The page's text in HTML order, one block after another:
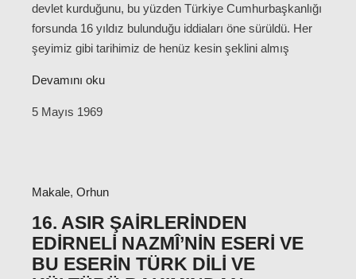
devlet kurduğunu, bu yüzden Türkiye Cumhurbaşkanlığı
forsunda 16 yıldız bulunduğu iddiaları öne sürüldü. Her
şeyimiz gibi tarihimiz de henüz kesin şeklini almış
Devamını oku
5 Mayıs 1969
Makale, Orhun
16. ASIR ŞAIRLERINDEN
EDIRNELI NAZMÎ’NIN ESERI VE
BU ESERIN TÜRK DILI VE